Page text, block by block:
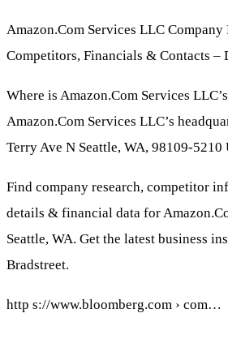
Amazon.Com Services LLC Company
Competitors, Financials & Contacts –
Where is Amazon.Com Services
Amazon.Com Services LLC’s
Terry Ave N Seattle, WA, 98109-5210
Find company research, competitor
details & financial data for
Seattle, WA. Get the latest business
Bradstreet.
http s://www.bloomberg.com › com…